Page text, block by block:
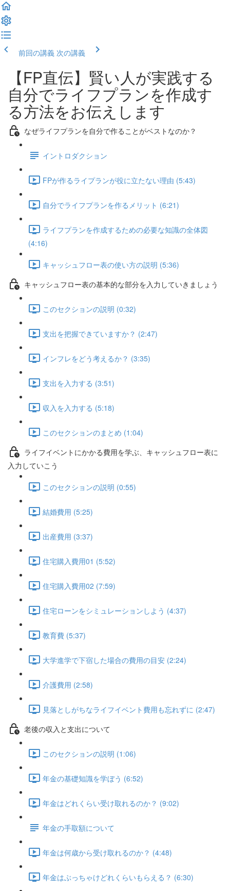
前回の講義 次の講義
【FP直伝】賢い人が実践する
自分でライフプランを作成す
る方法をお伝えします
なぜライフプランを自分で作ることがベストなのか？
イントロダクション
FPが作るライプランが役に立たない理由 (5:43)
自分でライフプランを作るメリット (6:21)
ライフプランを作成するための必要な知識の全体図
(4:16)
キャッシュフロー表の使い方の説明 (5:36)
キャッシュフロー表の基本的な部分を入力していきましょう
このセクションの説明 (0:32)
支出を把握できていますか？ (2:47)
インフレをどう考えるか？ (3:35)
支出を入力する (3:51)
収入を入力する (5:18)
このセクションのまとめ (1:04)
ライフイベントにかかる費用を学ぶ、キャッシュフロー表に
入力していこう
このセクションの説明 (0:55)
結婚費用 (5:25)
出産費用 (3:37)
住宅購入費用01 (5:52)
住宅購入費用02 (7:59)
住宅ローンをシミュレーションしよう (4:37)
教育費 (5:37)
大学進学で下宿した場合の費用の目安 (2:24)
介護費用 (2:58)
見落としがちなライフイベント費用も忘れずに (2:47)
老後の収入と支出について
このセクションの説明 (1:06)
年金の基礎知識を学ぼう (6:52)
年金はどれくらい受け取れるのか？ (9:02)
年金の手取額について
年金は何歳から受け取れるのか？ (4:48)
年金はぶっちゃけどれくらいもらえる？ (6:30)